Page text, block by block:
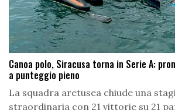
Canoa polo, Siracusa torna in Serie A:
a punteggio pieno
La squadra aretusea chiude una
straordinaria con 21 vittorie su 21